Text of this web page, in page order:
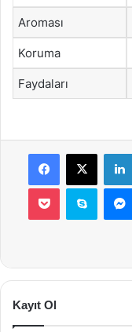
Aroması
Koruma
Faydaları
Facebook
X
Pocket Skype
Kayıt Ol